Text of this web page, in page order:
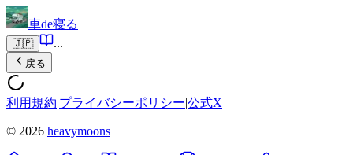
車de寝る
🇯🇵 ...
戻る
利用規約|プライバシーポリシー|公式X
© 2026 heavymoons